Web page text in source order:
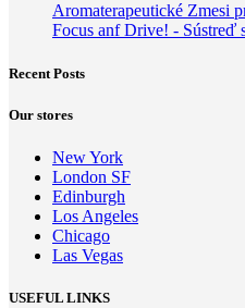
Aromaterapeutické Zmesi
Focus anf Drive! - Sústreď
Recent Posts
Our stores
New York
London SF
Edinburgh
Los Angeles
Chicago
Las Vegas
USEFUL LINKS